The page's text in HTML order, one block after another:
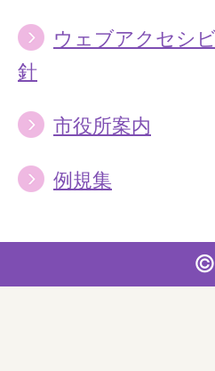
ウェブアクセシ
針
市役所案内
例規集
©